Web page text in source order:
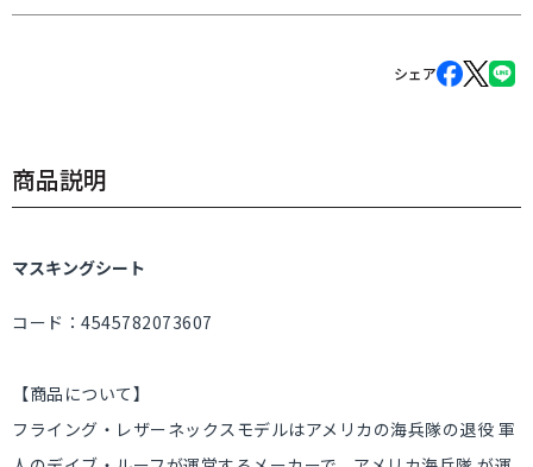
シェア
商品説明
マスキングシート
コード：4545782073607
【商品について】
フライング・レザーネックスモデルはアメリカの海兵隊の退役 軍